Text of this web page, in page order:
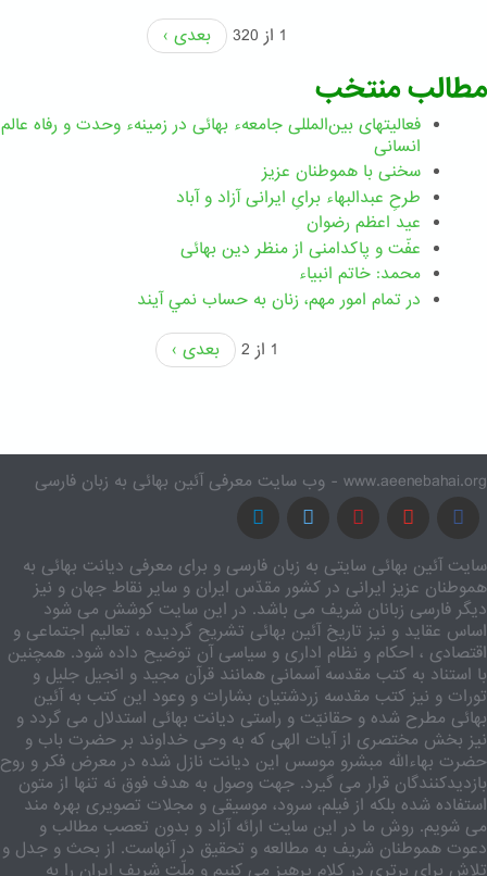
1 از 320
بعدی ›
مطالب منتخب
فعالیتهای بین‌المللی جامعهء بهائی در زمینهء وحدت و رفاه عالم
انسانی
سخنی با هموطنان عزیز
طرحِ عبدالبهاء برایِ ایرانی آزاد و آباد
عید اعظم رضوان
عفّت و پاکدامنی از منظر دین بهائی
محمد: خاتم انبیاء
در تمام امور مهم،‌ زنان به حساب نمي آيند
1 از 2
بعدی ›
www.aeenebahai.org - وب سایت معرفی آئین بهائی به زبان فارسی
سایت آئین بهائی سایتی به زبان فارسی و برای معرفی دیانت بهائی به
هموطنان عزیز ایرانی در کشور مقدّس ایران و سایر نقاط جهان و نیز
دیگر فارسی زبانان شریف می باشد. در این سایت کوشش می شود
اساس عقاید و نیز تاریخ آئین بهائی تشریح گردیده ، تعالیم اجتماعی و
اقتصادی ، احکام و نظام اداری و سیاسی آن توضیح داده شود. همچنین
با استناد به کتب مقدسه آسمانی همانند قرآن مجید و انجیل جلیل و
تورات و نیز کتب مقدسه زردشتیان بشارات و وعود این کتب به آئین
بهائی مطرح شده و حقانیّت و راستی دیانت بهائی استدلال می گردد و
نیز بخش مختصری از آیات الهی که به وحی خداوند بر حضرت باب و
حضرت بهاءالله مبشرو موسس این دیانت نازل شده در معرض فکر و روح
بازدیدکنندگان قرار می گیرد. جهت وصول به هدف فوق نه تنها از متون
استفاده شده بلکه از فیلم، سرود، موسیقی و مجلات تصویری بهره مند
می شویم. روش ما در این سایت ارائه آزاد و بدون تعصب مطالب و
دعوت هموطنان شریف به مطالعه و تحقیق در آنهاست. از بحث و جدل و
تلاش برای برتری در کلام پرهیز می کنیم و ملّت شریف ایران را به